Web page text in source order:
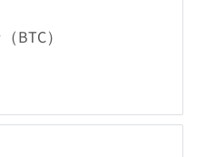
BTC）